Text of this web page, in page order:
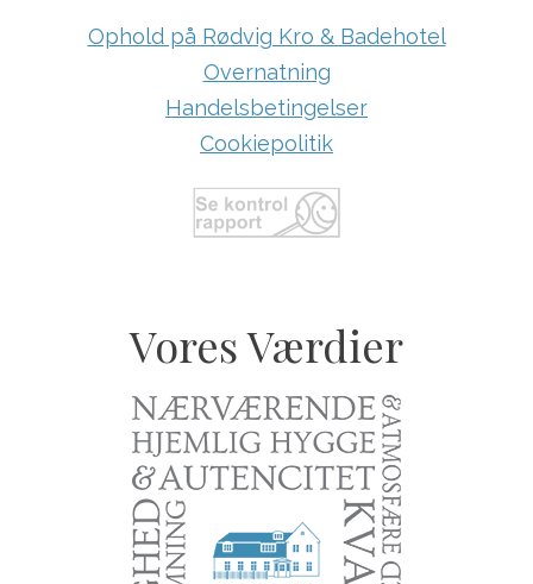
Ophold på Rødvig Kro & Badehotel
Overnatning
Handelsbetingelser
Cookiepolitik
Vores Værdier